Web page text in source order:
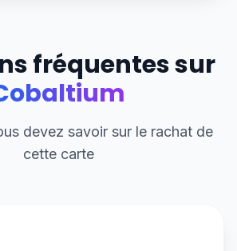
fréquentes sur
devez savoir sur le rachat de
cette carte